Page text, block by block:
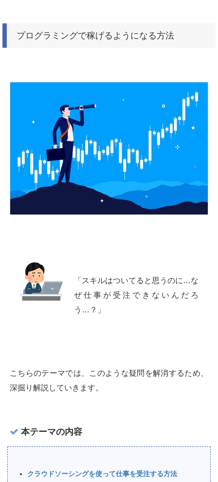
プログラミングで稼げるようになる方法
「スキルはついてると思うのに…な
ぜ仕事が受注できないんだろ
う…？」
こちらのテーマでは、このような疑問を解消するため、
深掘り解説していきます。
本テーマの内容
クラウドソーシングを使って仕事を受注する方法